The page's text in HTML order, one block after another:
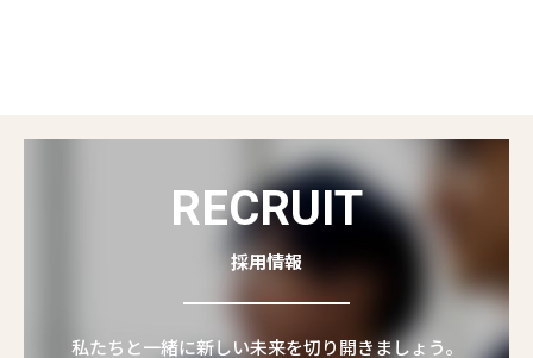
RECRUIT
採用情報
私たちと一緒に新しい未来を切り開きましょう。